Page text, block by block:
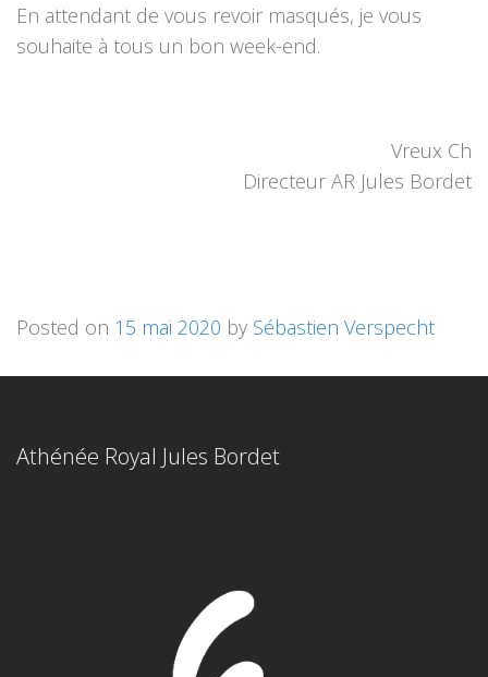
En attendant de vous revoir masqués, je vous
souhaite à tous un bon week-end.
Vreux Ch
Directeur AR Jules Bordet
Posted on 15 mai 2020 by Sébastien Verspecht
Athénée Royal Jules Bordet